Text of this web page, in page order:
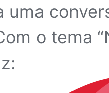
uma
o tema